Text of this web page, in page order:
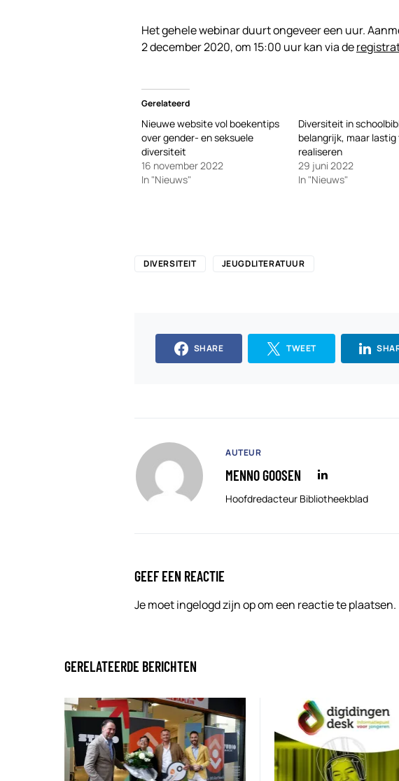
Het gehele webinar duurt ongeveer een uur.
2 december 2020, om 15:00 uur kan via de
Gerelateerd
Nieuwe website vol boekentips
over gender- en seksuele
diversiteit
16 november 2022
In "Nieuws"
Diversiteit in
belangrijk, maar
realiseren
29 juni 2022
In "Nieuws"
DIVERSITEIT JEUGDLITERATUUR
SHARE TWEET
AUTEUR
MENNO GOOSEN
Hoofdredacteur Bibliotheekblad
GEEF EEN REACTIE
Je moetingelogd zijn opom een reactie te plaatsen.
GERELATEERDE BERICHTEN